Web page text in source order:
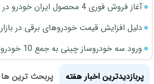
آغاز فروش فوری 4 محصول ایران خودرو در نمایندگی‌ها
دلیل افزایش قیمت خودروهای برقی در بازار
ورود سه خودروساز چینی به جمع 10 خودروساز برتر جهان
پربازدیدترین اخبار هفته
پربحث ترین ها